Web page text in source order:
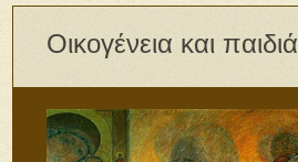
Οικογένεια και παιδιά